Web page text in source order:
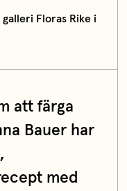
Floras Rike i
att färga
Bauer har
med